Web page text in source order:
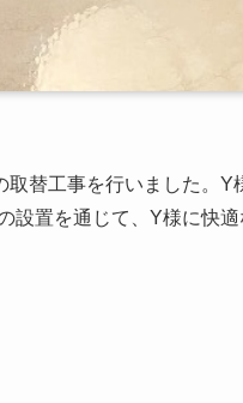
替工事を行いました。Y
設置を通じて、Y様に快